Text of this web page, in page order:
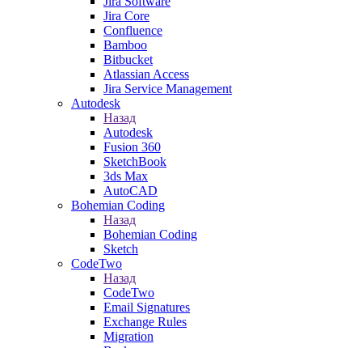
Jira Core
Confluence
Bamboo
Bitbucket
Atlassian Access
Jira Service Management
Autodesk
Назад
Autodesk
Fusion 360
SketchBook
3ds Max
AutoCAD
Bohemian Coding
Назад
Bohemian Coding
Sketch
CodeTwo
Назад
CodeTwo
Email Signatures
Exchange Rules
Migration